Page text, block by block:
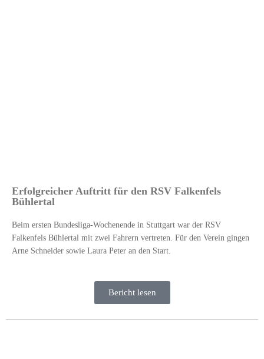
Erfolgreicher Auftritt für den RSV Falkenfels
Bühlertal
Beim ersten Bundesliga-Wochenende in Stuttgart war der RSV
Falkenfels Bühlertal mit zwei Fahrern vertreten. Für den Verein gingen
Arne Schneider sowie Laura Peter an den Start.
Bericht lesen